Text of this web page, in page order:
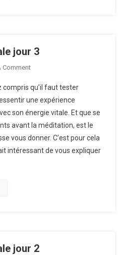
jour 3
CommentOn
Musicale
Jour
3
compris qu’il faut tester
une expérience
son énergie vitale. Et que se
avant la méditation, est le
vous donner. C’est pour cela
intéressant de vous expliquer
jour 2